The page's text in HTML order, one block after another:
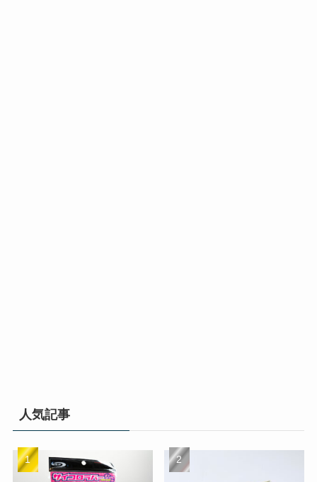
人気記事